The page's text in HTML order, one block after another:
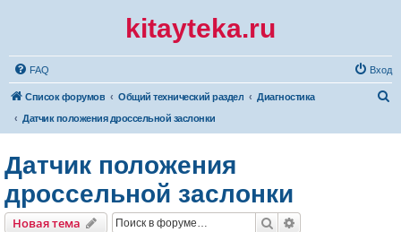
kitayteka.ru
FAQ Вход
Список форумов Общий технический раздел
Диагностика
Датчик положения дроссельной заслонки
Датчик положения
дроссельной заслонки
Новая тема Поиск